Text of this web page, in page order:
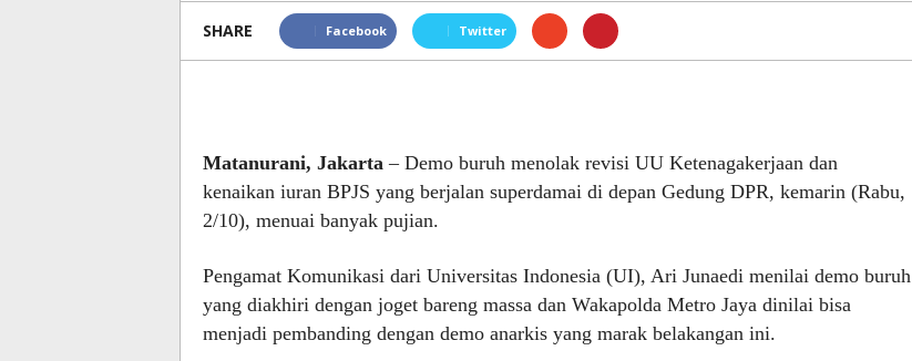
SHARE Facebook Twitter
Matanurani, Jakarta– Demo buruh menolak revisi UU Ketenagakerjaan dan
kenaikan iuran BPJS yang berjalan superdamai di depan Gedung DPR, kemarin (Rabu,
2/10), menuai banyak pujian.
Pengamat Komunikasi dari Universitas Indonesia (UI), Ari Junaedi menilai demo buruh
yang diakhiri dengan joget bareng massa dan Wakapolda Metro Jaya dinilai bisa
menjadi pembanding dengan demo anarkis yang marak belakangan ini.